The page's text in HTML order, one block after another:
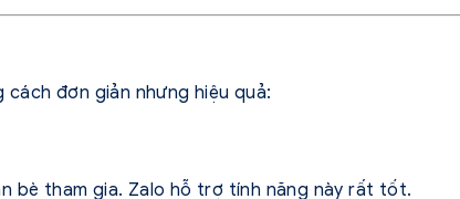
cách đơn giản nhưng hiệu quả:
bè tham gia. Zalo hỗ trợ tính năng này rất tốt.